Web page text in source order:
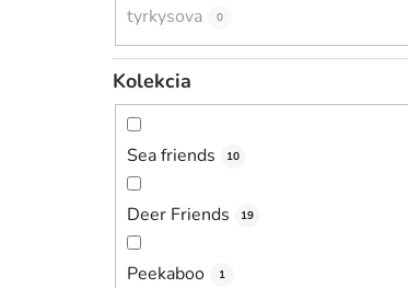
tyrkysova 0
Kolekcia
Sea friends 10
Deer Friends 19
Peekaboo 1